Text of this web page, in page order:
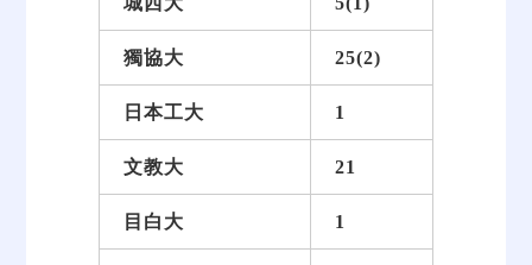
獨協大 25(2)
日本工大 1
文教大 21
目白大 1